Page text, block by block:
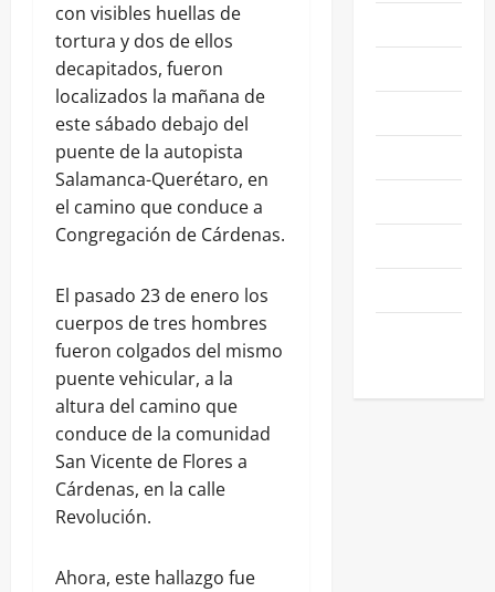
con visibles huellas de
tortura y dos de ellos
decapitados, fueron
localizados la mañana de
este sábado debajo del
puente de la autopista
Salamanca-Querétaro, en
el camino que conduce a
Congregación de Cárdenas.
El pasado 23 de enero los
cuerpos de tres hombres
fueron colgados del mismo
puente vehicular, a la
altura del camino que
conduce de la comunidad
San Vicente de Flores a
Cárdenas, en la calle
Revolución.
Ahora, este hallazgo fue